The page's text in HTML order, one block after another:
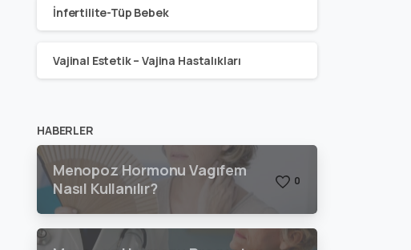
İnfertilite-Tüp Bebek
Vajinal Estetik – Vajina Hastalıkları
HABERLER
Menopoz Hormonu Vagıfem
Nasıl Kullanılır?
0